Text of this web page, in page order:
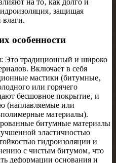
на то‚ как долго и
защищая
особенности
Это традиционный и широко
Включает в себя
мастики (битумные‚
или горячего
бесшовное покрытие‚ и
(наплавляемые или
материалы).
битумные материалы
эластичностью
гидроизоляции и
с чистым битумом‚ что
деформации основания и